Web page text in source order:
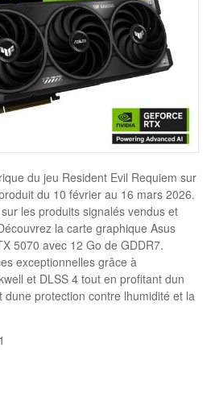
du jeu Resident Evil Requiem sur
du 10 février au 16 mars 2026.
les produits signalés vendus et
la carte graphique Asus
5070 avec 12 Go de GDDR7.
exceptionnelles grâce à
et DLSS 4 tout en profitant dun
dune protection contre lhumidité et la